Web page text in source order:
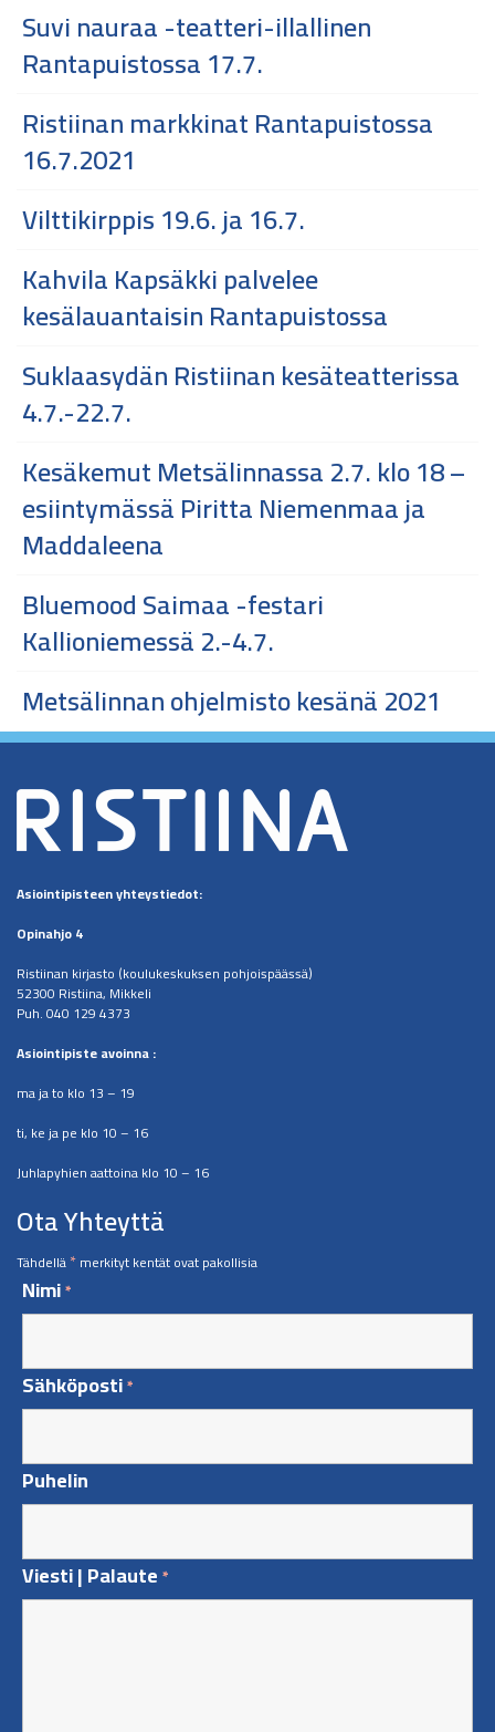
Suvi nauraa -teatteri-illallinen
Rantapuistossa 17.7.
Ristiinan markkinat Rantapuistossa
16.7.2021
Vilttikirppis 19.6. ja 16.7.
Kahvila Kapsäkki palvelee
kesälauantaisin Rantapuistossa
Suklaasydän Ristiinan kesäteatterissa
4.7.-22.7.
Kesäkemut Metsälinnassa 2.7. klo 18 –
esiintymässä Piritta Niemenmaa ja
Maddaleena
Bluemood Saimaa -festari
Kallioniemessä 2.-4.7.
Metsälinnan ohjelmisto kesänä 2021
Asiointipisteenyhteystiedot:
Opinahjo 4
Ristiinan kirjasto (koulukeskuksen pohjoispäässä)
52300 Ristiina, Mikkeli
Puh. 040 129 4373
​Asiointipiste avoinna :
ma ja to klo 13 – 19
ti, ke ja pe klo 10 – 16
Juhlapyhien aattoina klo 10 – 16
Ota Yhteyttä
Tähdellä*merkityt kentät ovat pakollisia
Nimi*
Sähköposti*
Puhelin
Viesti | Palaute*